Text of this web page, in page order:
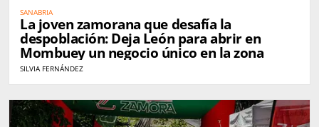
SANABRIA
La joven zamorana que desafía la
despoblación: Deja León para abrir en
Mombuey un negocio único en la zona
SILVIA FERNÁNDEZ